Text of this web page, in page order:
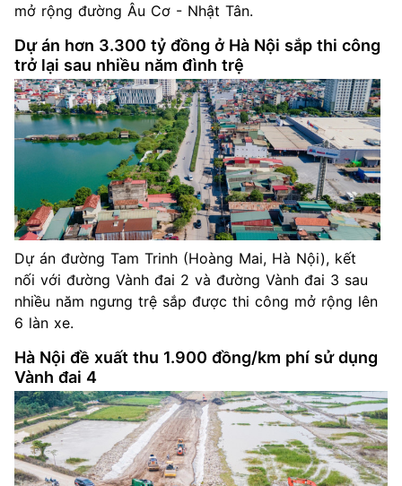
mở rộng đường Âu Cơ - Nhật Tân.
Dự án hơn 3.300 tỷ đồng ở Hà Nội sắp thi công
trở lại sau nhiều năm đình trệ
Dự án đường Tam Trinh (Hoàng Mai, Hà Nội), kết
nối với đường Vành đai 2 và đường Vành đai 3 sau
nhiều năm ngưng trệ sắp được thi công mở rộng lên
6 làn xe.
Hà Nội đề xuất thu 1.900 đồng/km phí sử dụng
Vành đai 4